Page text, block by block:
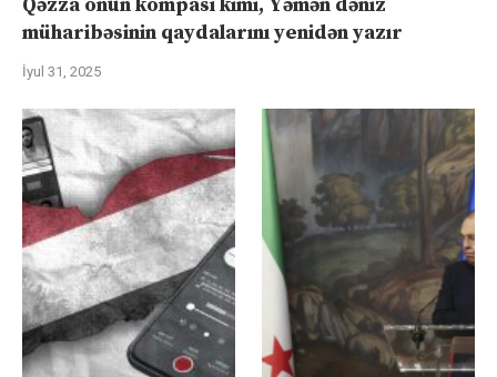
müharibəsinin qaydalarını yenidən yazır
İyul 31, 2025